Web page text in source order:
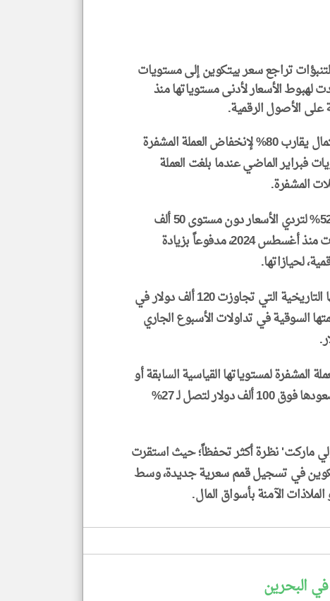
تراجع سعر بيتكوين إلى مستويات
الأسعار لأدنى مستوياتها منذ
على الأصول الرقمية.
وأظهرت التداولات على منصة 'كالشي' وجود احتمال يقارب 80% لإنخفاض العملة المشفرة
فبراير الماضي عندما بلغت العملة
ويرى المتعاملون بالمنصة أن هناك احتمالاً بنسبة 52% لتردي الأسعار دون مستوى 50 ألف
دولار، وهو النطاق السعري الذي لم تشهده التداولات منذ أغسطس 2024، مدفوعاً بزيادة
لحيازاتها.
وانحدرت أسعار بتكوين بأكثر من 45% منذ ذروتها التاريخية التي تجاوزت 120 ألف دولار في
فقدت العملة نحو 10% من قيمتها السوقية في تداولات الأسبوع الجاري
المشفرة لمستوياتها القياسية السابقة أو
ملامسة الأرقام السداسية؛ إذ تراجعت احتمالية صعودها فوق 100 ألف دولار لتصل لـ 27%
ماركت' نظرة أكثر تحفظاً؛ حيث استقرت
12% فقط لنجاح بتكوين في تسجيل قمم سعرية جديدة، وسط
الآمنة بأسواق المال.
البحرين
klyoum.com